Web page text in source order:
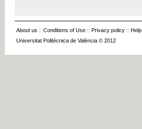
About us :: Conditions of Use :: Privacy policy :: Help
Universitat Politècnica de València © 2012